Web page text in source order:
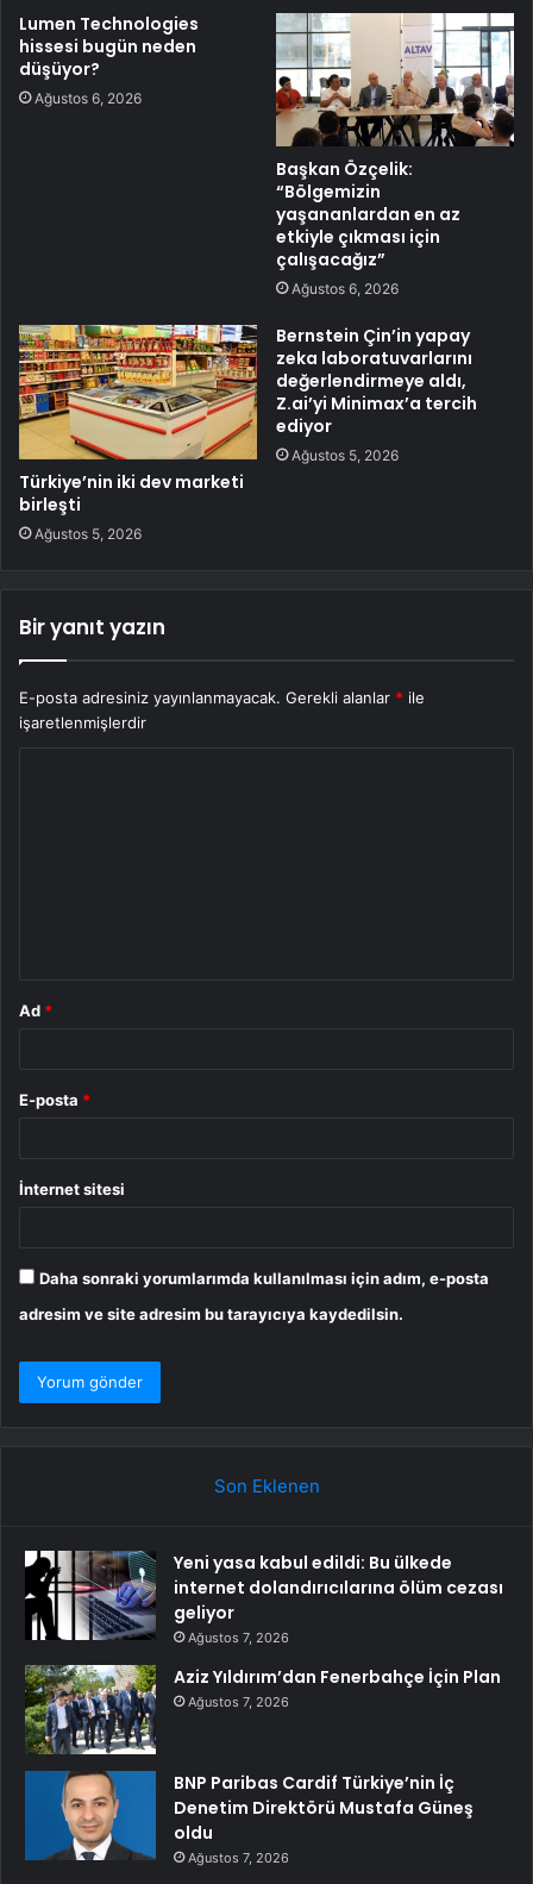
Lumen Technologies
hissesi bugün neden
düşüyor?
Ağustos 6, 2026
Başkan Özçelik:
“Bölgemizin
yaşananlardan en az
etkiyle çıkması için
çalışacağız”
Ağustos 6, 2026
Türkiye’nin iki dev marketi
birleşti
Ağustos 5, 2026
Bernstein Çin’in yapay
zeka laboratuvarlarını
değerlendirmeye aldı,
Z.ai’yi Minimax’a tercih
ediyor
Ağustos 5, 2026
Bir yanıt yazın
E-posta adresiniz yayınlanmayacak. Gerekli alanlar * ile
işaretlenmişlerdir
Ad *
E-posta *
İnternet sitesi
Daha sonraki yorumlarımda kullanılması için adım, e-posta
adresim ve site adresim bu tarayıcıya kaydedilsin.
Son Eklenen
Yeni yasa kabul edildi: Bu ülkede
internet dolandırıcılarına ölüm cezası
geliyor
Ağustos 7, 2026
Aziz Yıldırım’dan Fenerbahçe İçin Plan
Ağustos 7, 2026
BNP Paribas Cardif Türkiye’nin İç
Denetim Direktörü Mustafa Güneş
oldu
Ağustos 7, 2026